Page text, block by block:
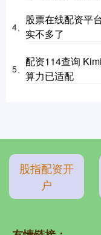
4、
股票在线配资平
实不多了
5、
配资114查询
算力已适配
股指配资开
户